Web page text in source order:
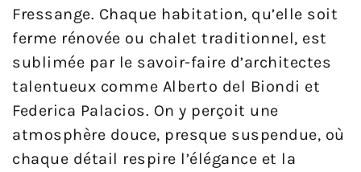
Fressange. Chaque habitation, qu’elle soit
ferme rénovée ou chalet traditionnel, est
sublimée par le savoir-faire d’architectes
talentueux comme Alberto del Biondi et
Federica Palacios. On y perçoit une
atmosphère douce, presque suspendue, où
chaque détail respire l’élégance et la